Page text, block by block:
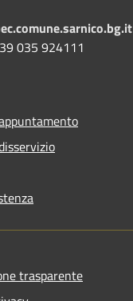
035 924111
trasparente